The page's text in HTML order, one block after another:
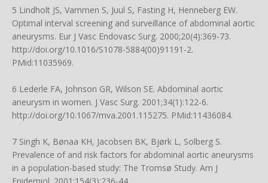
5 Lindholt JS, Vammen S, Juul S, Fasting H, Henneberg EW.
Optimal interval screening and surveillance of abdominal aortic
aneurysms. Eur J Vasc Endovasc Surg. 2000;20(4):369-73.
http://doi.org/10.1016/S1078-5884(00)91191-2.
PMid:11035969.
6 Lederle FA, Johnson GR, Wilson SE. Abdominal aortic
aneurysm in women. J Vasc Surg. 2001;34(1):122-6.
http://doi.org/10.1067/mva.2001.115275. PMid:11436084.
7 Singh K, Bønaa KH, Jacobsen BK, Bjørk L, Solberg S.
Prevalence of and risk factors for abdominal aortic aneurysms
in a population-based study: The Tromsø Study. Am J